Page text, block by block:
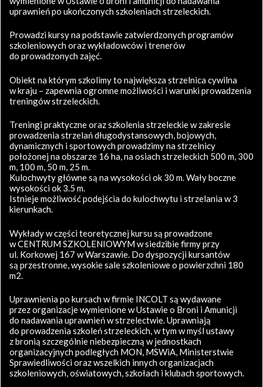
uprawnień po ukończonych szkoleniach strzeleckich.
Prowadzi kursy na podstawie zatwierdzonych programów
szkoleniowych oraz wykładowców i trenerów
do prowadzonych zajęć.
Obiekt na którym szkolimy to największa strzelnica cywilna
w kraju – zapewnia ogromne możliwości i warunki prowadzenia
treningów strzeleckich.
Treningi praktyczne oraz szkolenia strzeleckie w zakresie
prowadzenia strzelań długodystansowych, bojowych,
dynamicznych i sportowych prowadzimy na strzelnicy
położonej na obszarze 16 ha, na osiach strzeleckich 500 m, 300
m, 100 m, 50 m, 25 m.
Kulochwyty główne są na wysokości ok 30 m. Wały boczne
wysokości ok 3.5 m.
Istnieje możliwość podejścia do kulochwytu i strzelania w 3
kierunkach.
Wykłady w części teoretycznej kursu są prowadzone
w CENTRUM SZKOLENIOWYM w siedzibie firmy przy
ul. Korkowej 167 w Warszawie. Do dyspozycji kursantów
są przestronne, wysokie sale szkoleniowe o powierzchni 180
m2.
Uprawnienia po kursach w firmie INCOLT są wydawane
przez organizacje wymienione w Ustawie o Broni i Amunicji
do nadawania uprawnień w strzelectwie. Uprawniają
do prowadzenia szkoleń strzeleckich, w tym w myśl ustawy
z bronią szczególnie niebezpieczną w jednostkach
organizacyjnych podległych MON, MSWiA, Ministerstwie
Sprawiedliwości oraz wszelkich innych organizacjach
szkoleniowych, oświatowych, szkołach i klubach sportowych.